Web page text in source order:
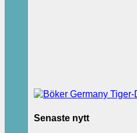
Senaste nytt